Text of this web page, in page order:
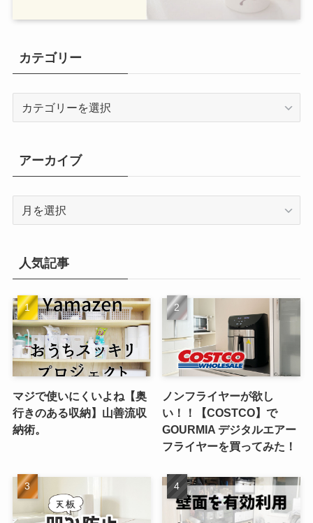
カテゴリー
リ
ー
アーカイブ
ブ
人気記事
マジで使いにくいよね【奥
行きのある収納】山善流収
納術。
ノンフライヤーが欲し
い！！【COSTCO】で
GOURMIA デジタルエアー
フライヤーを買ってみた！